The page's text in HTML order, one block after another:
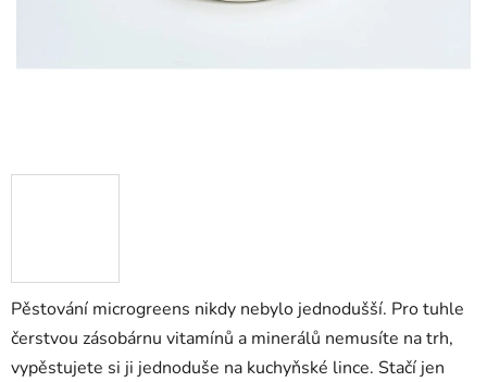
Pěstování microgreens nikdy nebylo jednodušší. Pro tuhle
čerstvou zásobárnu vitamínů a minerálů nemusíte na trh,
vypěstujete si ji jednoduše na kuchyňské lince. Stačí jen